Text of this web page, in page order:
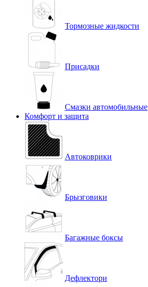
Тормозные жидкости
Присадки
Смазки автомобильные
Комфорт и защита
Автоковрики
Брызговики
Багажные боксы
Дефлектори